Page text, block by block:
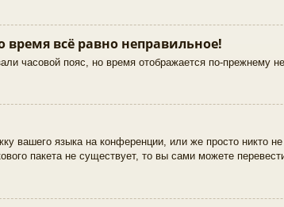
всё равно неправильное!
часовой пояс, но время отображается по-прежнему
вашего языка на конференции, или же просто никто
пакета не существует, то вы сами можете